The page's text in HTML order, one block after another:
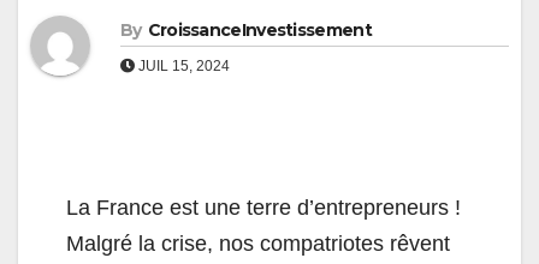
By CroissanceInvestissement
JUIL 15, 2024
La France est une terre d’entrepreneurs !
Malgré la crise, nos compatriotes rêvent